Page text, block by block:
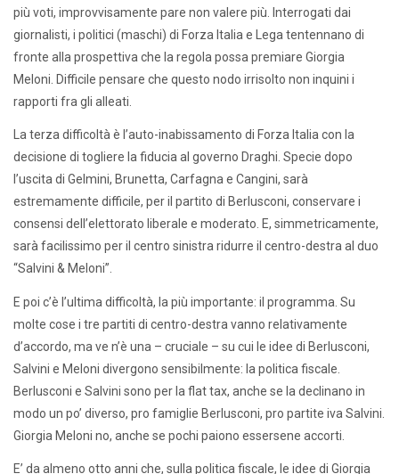
più voti, improvvisamente pare non valere più. Interrogati dai
giornalisti, i politici (maschi) di Forza Italia e Lega tentennano di
fronte alla prospettiva che la regola possa premiare Giorgia
Meloni. Difficile pensare che questo nodo irrisolto non inquini i
rapporti fra gli alleati.
La terza difficoltà è l’auto-inabissamento di Forza Italia con la
decisione di togliere la fiducia al governo Draghi. Specie dopo
l’uscita di Gelmini, Brunetta, Carfagna e Cangini, sarà
estremamente difficile, per il partito di Berlusconi, conservare i
consensi dell’elettorato liberale e moderato. E, simmetricamente,
sarà facilissimo per il centro sinistra ridurre il centro-destra al duo
“Salvini & Meloni”.
E poi c’è l’ultima difficoltà, la più importante: il programma. Su
molte cose i tre partiti di centro-destra vanno relativamente
d’accordo, ma ve n’è una – cruciale – su cui le idee di Berlusconi,
Salvini e Meloni divergono sensibilmente: la politica fiscale.
Berlusconi e Salvini sono per la flat tax, anche se la declinano in
modo un po’ diverso, pro famiglie Berlusconi, pro partite iva Salvini.
Giorgia Meloni no, anche se pochi paiono essersene accorti.
E’ da almeno otto anni che, sulla politica fiscale, le idee di Giorgia